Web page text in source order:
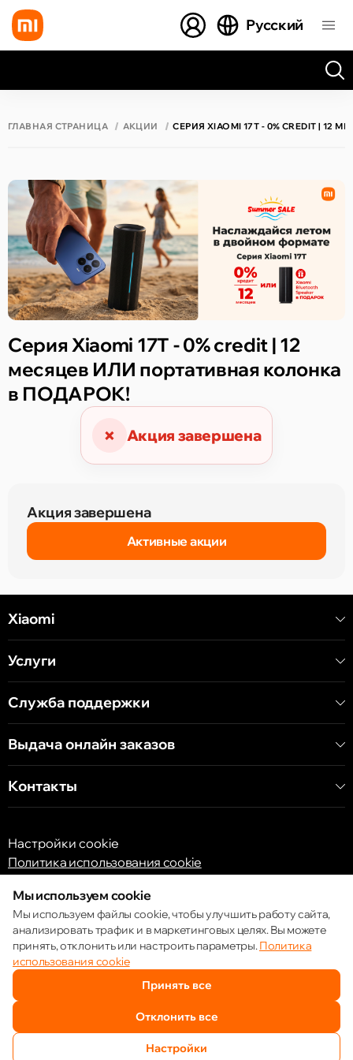
Русский
ГЛАВНАЯ СТРАНИЦА АКЦИИ СЕРИЯ XIAOMI 17T - 0% CREDIT |
Серия Xiaomi 17T - 0% credit | 12
месяцев ИЛИ портативная колонка
в ПОДАРОК!
×
Акция завершена
Акция завершена
Активные акции
Xiaomi
Услуги
Служба поддержки
Выдача онлайн заказов
Контакты
Настройки cookie
Политика использования cookie
© 2013 – 2026 ECOM
Мы используем cookie
Мы используем файлы cookie, чтобы улучшить работу сайта,
анализировать трафик и в маркетинговых целях. Вы можете
принять, отклонить или настроить параметры.Политика
использования cookie
Принять все
Отклонить все
Настройки